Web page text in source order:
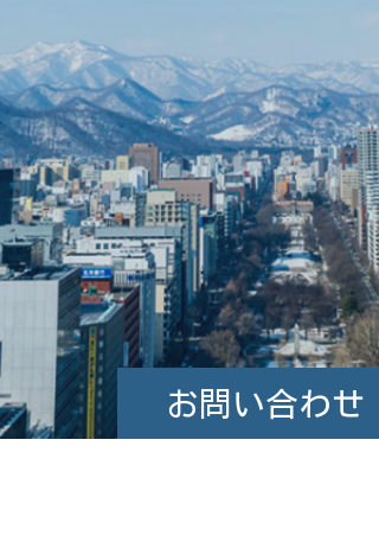
お問い合わせ